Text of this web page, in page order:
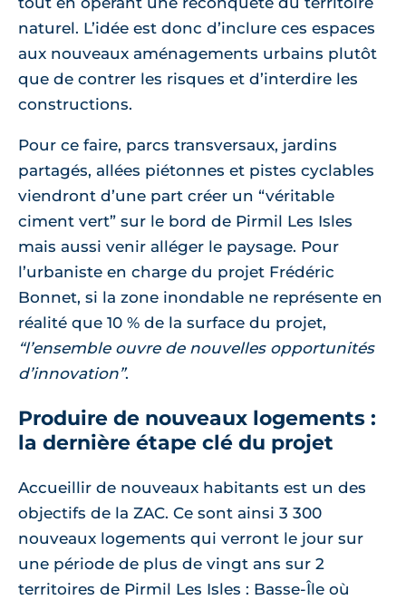
naturel. L’idée est donc d’inclure ces espaces
aux nouveaux aménagements urbains plutôt
que de contrer les risques et d’interdire les
constructions.
Pour ce faire, parcs transversaux, jardins
partagés, allées piétonnes et pistes cyclables
viendront d’une part créer un “véritable
ciment vert” sur le bord de Pirmil Les Isles
mais aussi venir alléger le paysage. Pour
l’urbaniste en charge du projet Frédéric
Bonnet, si la zone inondable ne représente en
réalité que 10 % de la surface du projet,
“l’ensemble ouvre de nouvelles opportunités
d’innovation”.
Produire de nouveaux logements :
la dernière étape clé du projet
Accueillir de nouveaux habitants est un des
objectifs de la ZAC. Ce sont ainsi 3 300
nouveaux logements qui verront le jour sur
une période de plus de vingt ans sur 2
territoires de Pirmil Les Isles : Basse-Île où